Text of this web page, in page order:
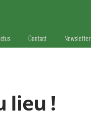
Contact Newsletter
lieu !